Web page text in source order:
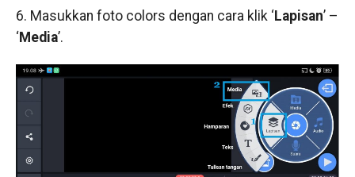
6. Masukkan foto colors dengan cara klik ‘Lapisan’ –
‘Media’.